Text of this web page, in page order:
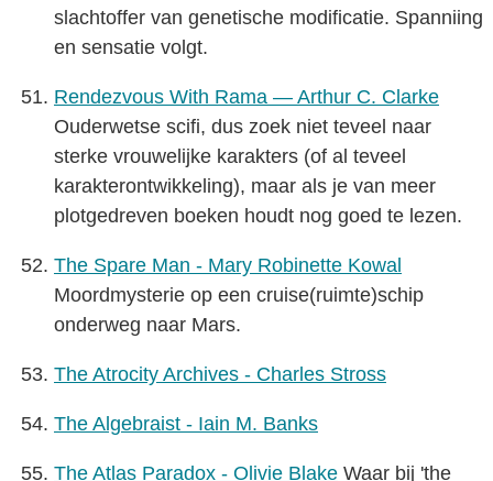
slachtoffer van genetische modificatie. Spanniing
en sensatie volgt.
Rendezvous With Rama — Arthur C. Clarke
Ouderwetse scifi, dus zoek niet teveel naar
sterke vrouwelijke karakters (of al teveel
karakterontwikkeling), maar als je van meer
plotgedreven boeken houdt nog goed te lezen.
The Spare Man - Mary Robinette Kowal
Moordmysterie op een cruise(ruimte)schip
onderweg naar Mars.
The Atrocity Archives - Charles Stross
The Algebraist - Iain M. Banks
The Atlas Paradox - Olivie Blake Waar bij 'the